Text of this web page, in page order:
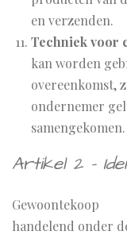
en verzenden.
Techniek voor
kan worden
overeenkomst,
ondernemer
samengekomen.
Artikel 2 -
Gewoontekoop
handelend onder